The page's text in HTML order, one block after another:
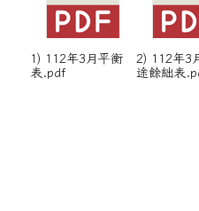
1) 112年3月平衡
表.pdf
2) 112年3
途餘絀表